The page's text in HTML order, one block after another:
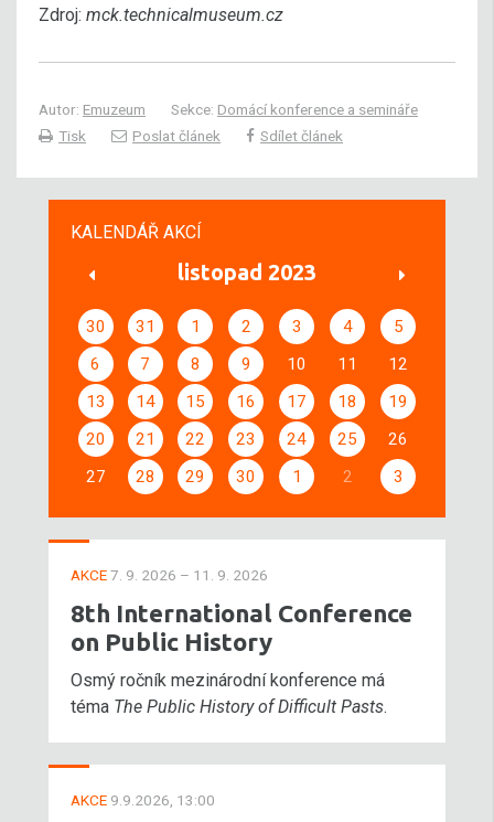
Zdroj: mck.technicalmuseum.cz
Autor: Emuzeum Sekce: Domácí konference a semináře
Tisk
Poslat článek Sdílet článek
KALENDÁŘ AKCÍ
listopad 2023
30 31 1 2 3 4
5
6
7 8 9 10 11
12
13
14 15 16 17 18
19
20
21 22 23 24 25
26
27
28 29 30 1 2 3
AKCE7. 9. 2026 – 11. 9. 2026
8th International Conference
on Public History
Osmý ročník mezinárodní konference má
téma The Public History of Difficult Pasts.
AKCE 9.9.2026, 13:00